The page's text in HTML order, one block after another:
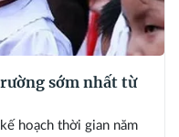
sớm nhất từ
hoạch thời gian năm